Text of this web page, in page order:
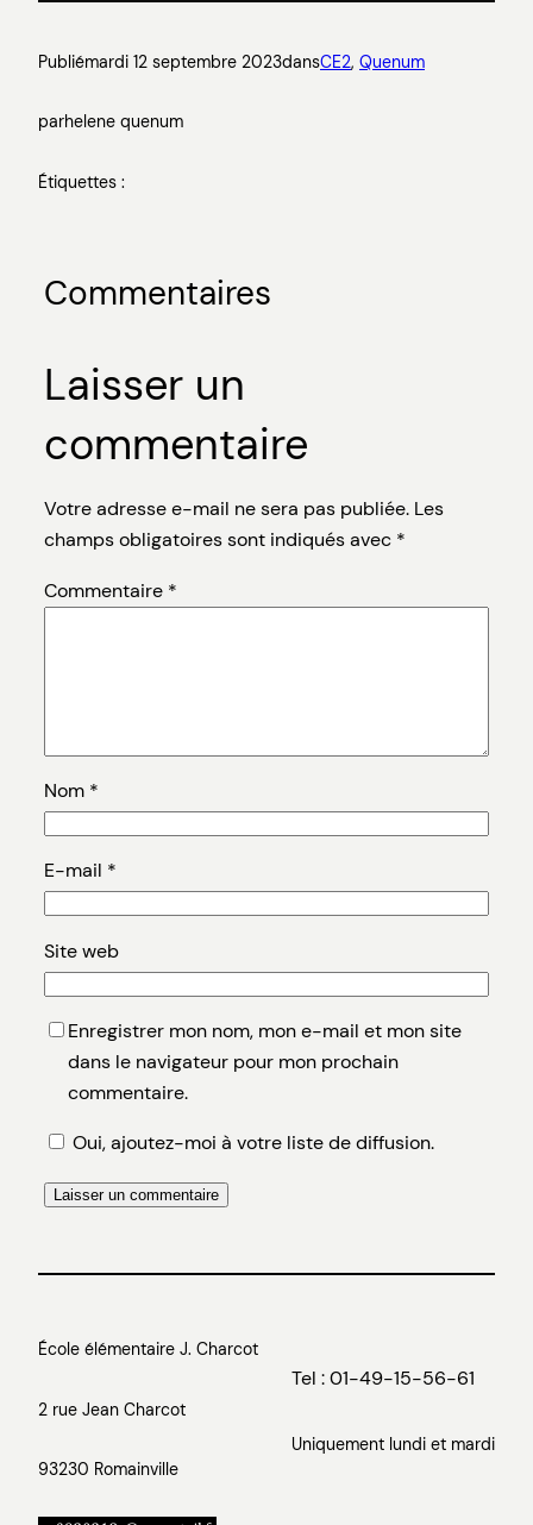
Publiémardi 12 septembre 2023dansCE2, Quenum
parhelene quenum
Étiquettes :
Commentaires
Laisser un
commentaire
Votre adresse e-mail ne sera pas publiée. Les
champs obligatoires sont indiqués avec *
Commentaire *
Nom *
E-mail *
Site web
Enregistrer mon nom, mon e-mail et mon site
dans le navigateur pour mon prochain
commentaire.
Oui, ajoutez-moi à votre liste de diffusion.
École élémentaire J. Charcot
2 rue Jean Charcot
93230 Romainville
Tel : 01-49-15-56-61
Uniquement lundi et mardi